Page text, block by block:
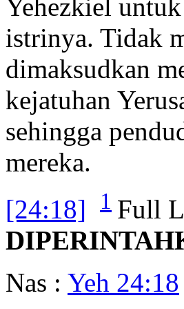
Yehezkiel
istrinya. Tidak
dimaksudkan
kejatuhan
sehingga
mereka.
[24:18]
1 Full
Nas : Yeh 24:18